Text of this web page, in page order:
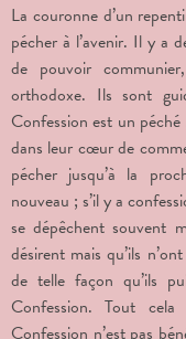
La couronne d’un
pécher à l’avenir. Il y a
de pouvoir
orthodoxe. Ils sont
Confession est un
dans leur cœur de
pécher jusqu’à la
nouveau ; s’il y a
se dépêchent souvent
désirent mais qu’ils
de telle façon qu’ils
Confession. Tout
Confession n’est pas